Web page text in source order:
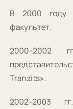
В 2000 году
факультет.
2000-2002
Tranzits».
2002-2003